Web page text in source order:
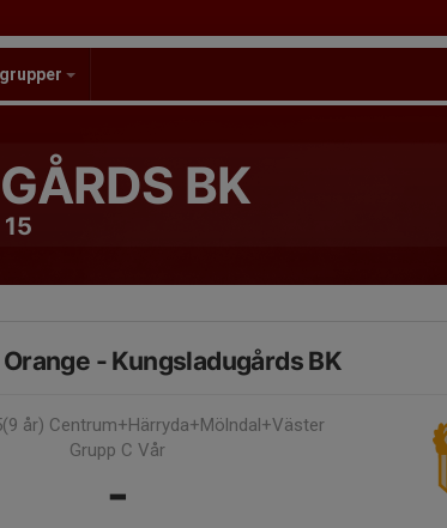
BK
- Kungsladugårds BK
år) Centrum+Härryda+Mölndal+Väster
Grupp C Vår
-